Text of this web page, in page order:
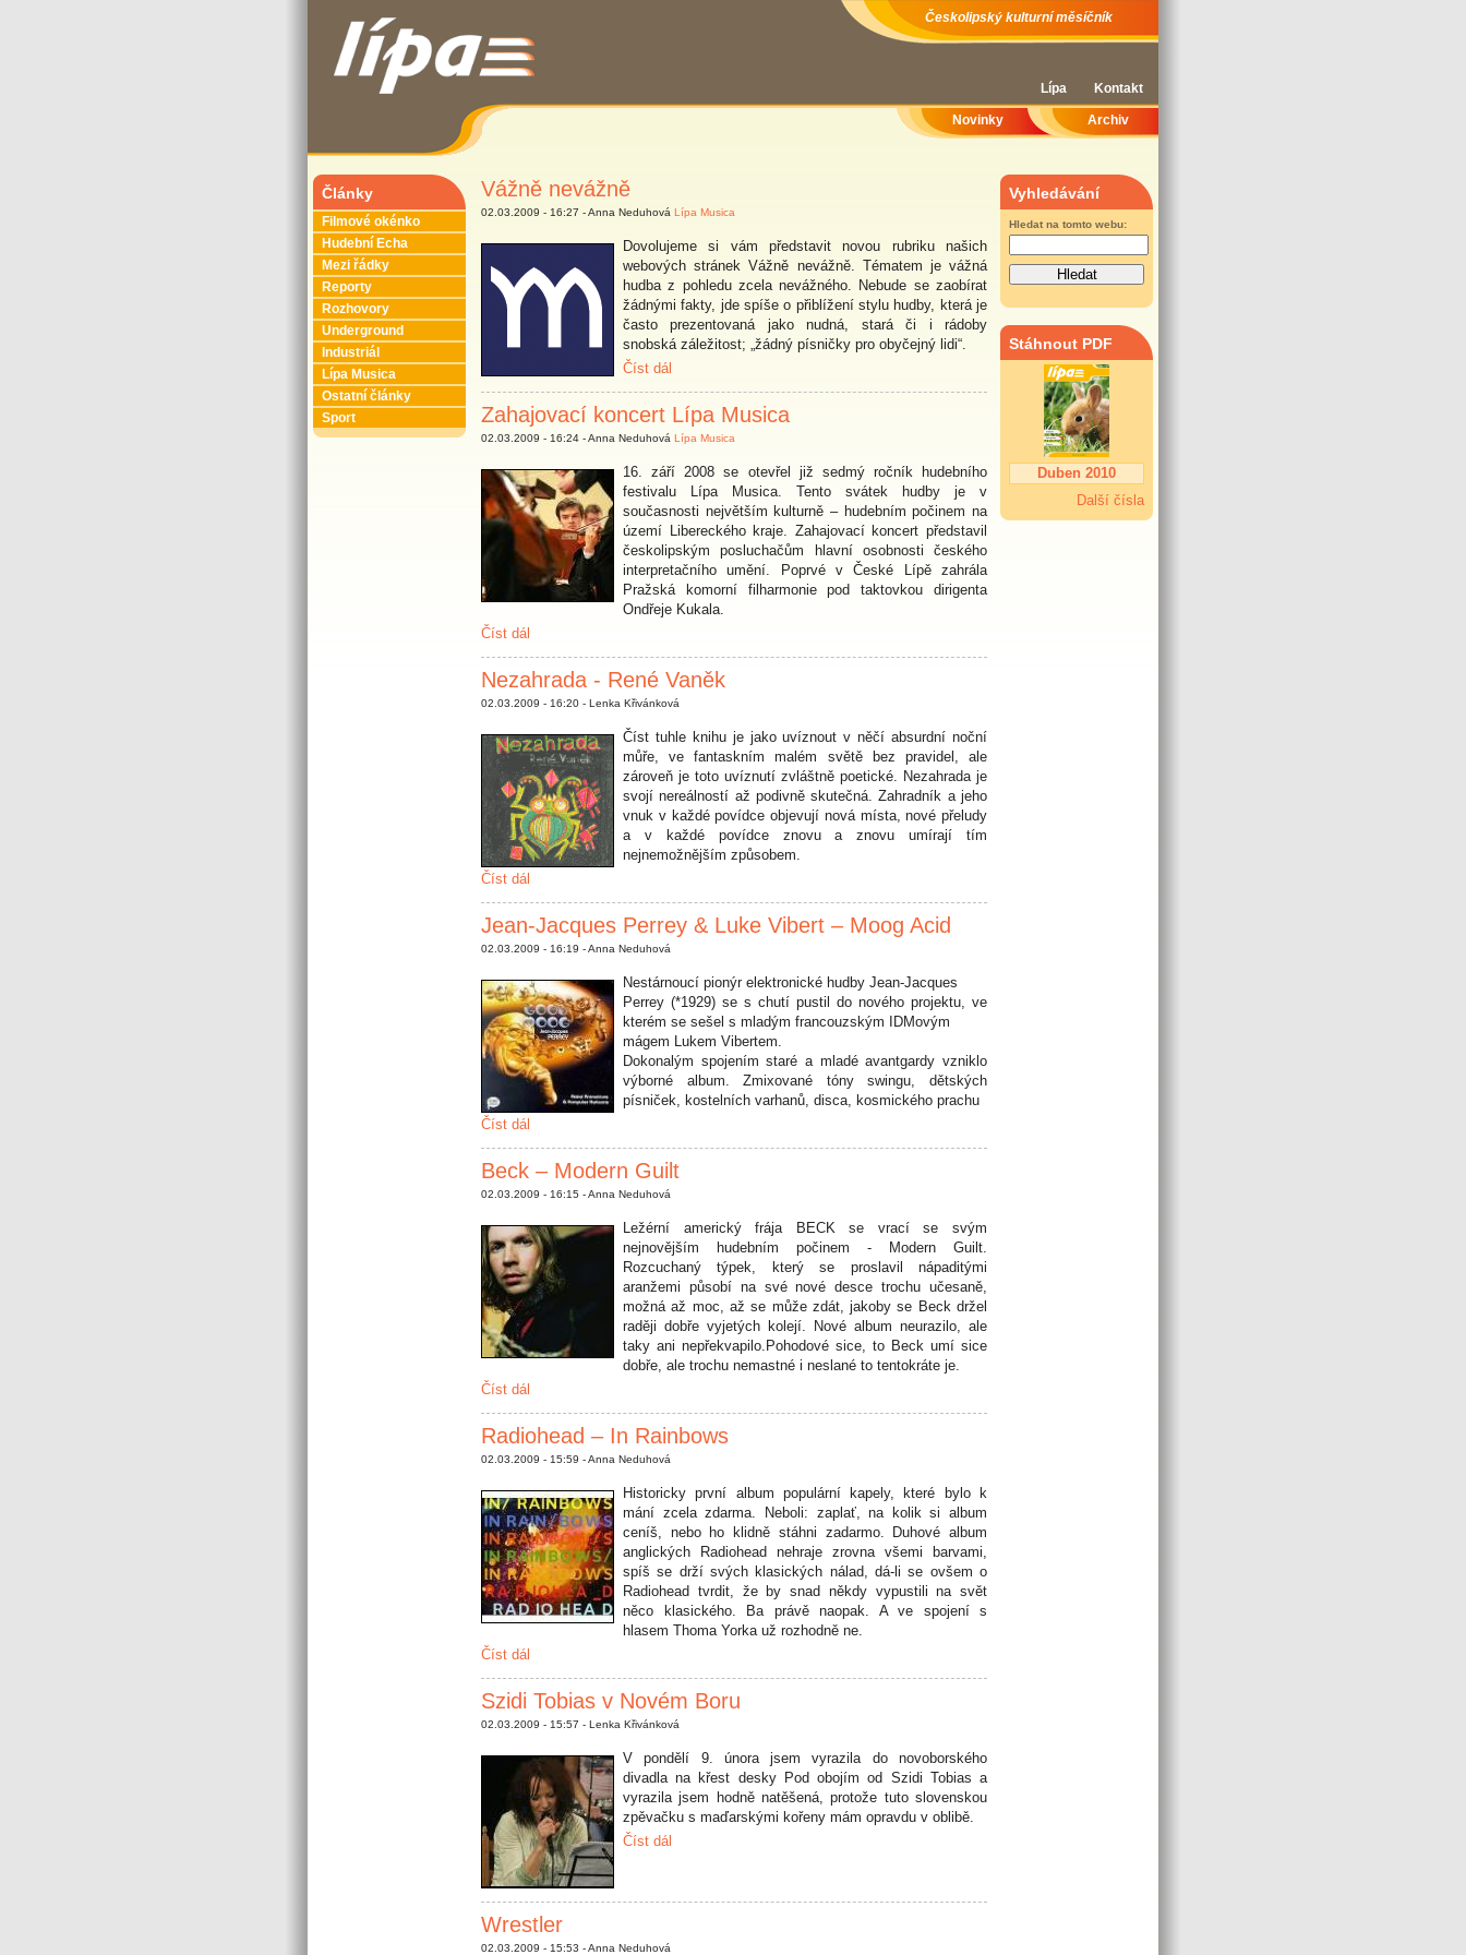
Českolipský kulturní měsíčník
Novinky Archiv
Lípa Kontakt
Vážně nevážně
02.03.2009 - 16:27 - Anna Neduhová Lípa Musica
Dovolujeme si vám představit novou rubriku našich
webových stránek Vážně nevážně. Tématem je vážná
hudba z pohledu zcela nevážného. Nebude se zaobírat
žádnými fakty, jde spíše o přiblížení stylu hudby, která je
často prezentovaná jako nudná, stará či i rádoby
snobská záležitost; „žádný písničky pro obyčejný lidi“.
Číst dál
Zahajovací koncert Lípa Musica
02.03.2009 - 16:24 - Anna Neduhová Lípa Musica
16. září 2008 se otevřel již sedmý ročník hudebního
festivalu Lípa Musica. Tento svátek hudby je v
současnosti největším kulturně – hudebním počinem na
území Libereckého kraje. Zahajovací koncert představil
českolipským posluchačům hlavní osobnosti českého
interpretačního umění. Poprvé v České Lípě zahrála
Pražská komorní filharmonie pod taktovkou dirigenta
Ondřeje Kukala.
Číst dál
Nezahrada - René Vaněk
02.03.2009 - 16:20 - Lenka Křivánková
Číst tuhle knihu je jako uvíznout v něčí absurdní noční
můře, ve fantaskním malém světě bez pravidel, ale
zároveň je toto uvíznutí zvláštně poetické. Nezahrada je
svojí nereálností až podivně skutečná. Zahradník a jeho
vnuk v každé povídce objevují nová místa, nové přeludy
a v každé povídce znovu a znovu umírají tím
nejnemožnějším způsobem.
Číst dál
Jean-Jacques Perrey & Luke Vibert – Moog Acid
02.03.2009 - 16:19 - Anna Neduhová
Nestárnoucí pionýr elektronické hudby Jean-Jacques
Perrey (*1929) se s chutí pustil do nového projektu, ve
kterém se sešel s mladým francouzským IDMovým
mágem Lukem Vibertem.
Dokonalým spojením staré a mladé avantgardy vzniklo
výborné album. Zmixované tóny swingu, dětských
písniček, kostelních varhanů, disca, kosmického prachu
Číst dál
Beck – Modern Guilt
02.03.2009 - 16:15 - Anna Neduhová
Ležérní americký frája BECK se vrací se svým
nejnovějším hudebním počinem - Modern Guilt.
Rozcuchaný týpek, který se proslavil nápaditými
aranžemi působí na své nové desce trochu učesaně,
možná až moc, až se může zdát, jakoby se Beck držel
raději dobře vyjetých kolejí. Nové album neurazilo, ale
taky ani nepřekvapilo.Pohodové sice, to Beck umí sice
dobře, ale trochu nemastné i neslané to tentokráte je.
Číst dál
Radiohead – In Rainbows
02.03.2009 - 15:59 - Anna Neduhová
Historicky první album populární kapely, které bylo k
mání zcela zdarma. Neboli: zaplať, na kolik si album
ceníš, nebo ho klidně stáhni zadarmo. Duhové album
anglických Radiohead nehraje zrovna všemi barvami,
spíš se drží svých klasických nálad, dá-li se ovšem o
Radiohead tvrdit, že by snad někdy vypustili na svět
něco klasického. Ba právě naopak. A ve spojení s
hlasem Thoma Yorka už rozhodně ne.
Číst dál
Szidi Tobias v Novém Boru
02.03.2009 - 15:57 - Lenka Křivánková
V pondělí 9. února jsem vyrazila do novoborského
divadla na křest desky Pod obojím od Szidi Tobias a
vyrazila jsem hodně natěšená, protože tuto slovenskou
zpěvačku s maďarskými kořeny mám opravdu v oblibě.
Číst dál
Wrestler
02.03.2009 - 15:53 - Anna Neduhová
Články
Filmové okénko
Hudební Echa
Mezi řádky
Reporty
Rozhovory
Underground
Industriál
Lípa Musica
Ostatní články
Sport
Vyhledávání
Hledat na tomto webu:
Stáhnout PDF
Duben 2010
Další čísla